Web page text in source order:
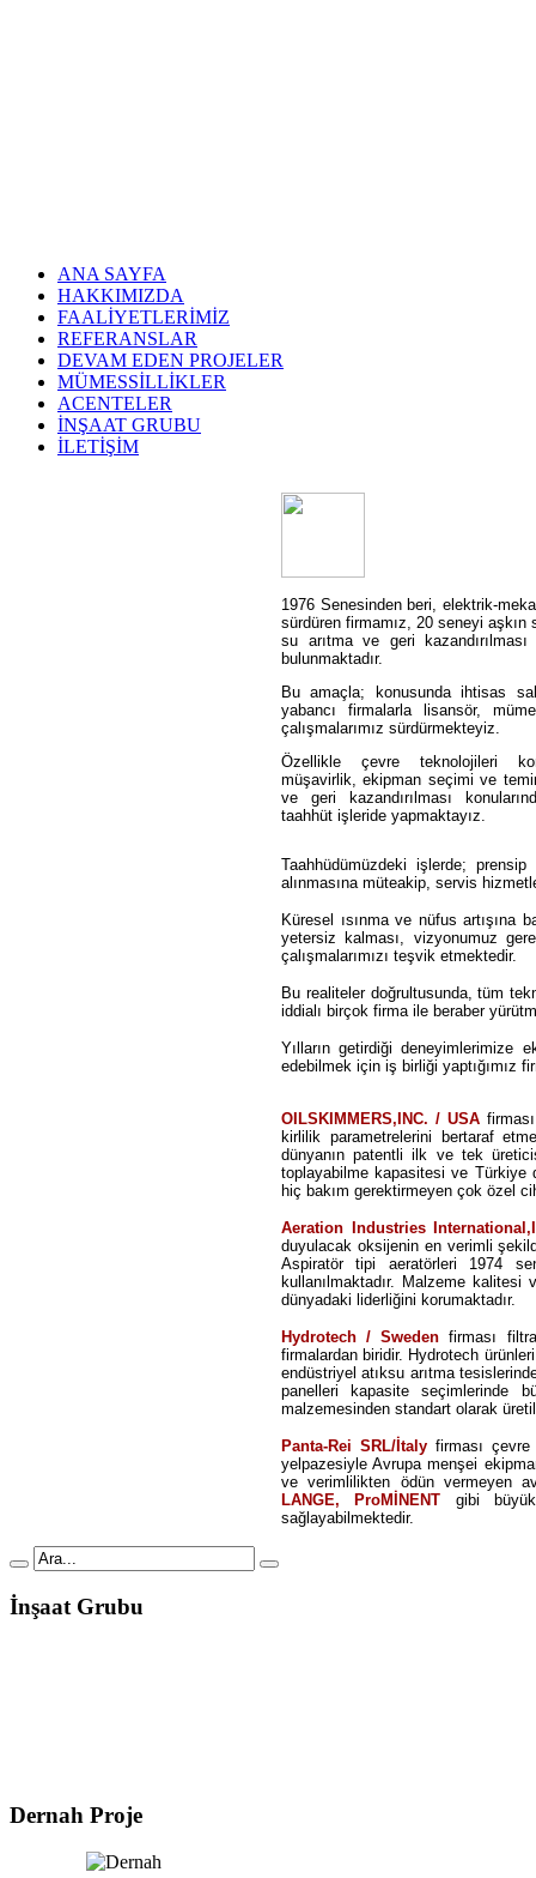
ANA SAYFA
HAKKIMIZDA
FAALİYETLERİMİZ
REFERANSLAR
DEVAM EDEN PROJELER
MÜMESSİLLİKLER
ACENTELER
İNŞAAT GRUBU
İLETİŞİM
1976 Senesinden beri, elektrik-
sürdüren firmamız, 20 seneyi aşkın
su arıtma ve geri kazandırılması
bulunmaktadır.
Bu amaçla; konusunda ihtisas
yabancı firmalarla lisansör,
çalışmalarımız sürdürmekteyiz.
Özellikle çevre teknolojileri
müşavirlik, ekipman seçimi ve
ve geri kazandırılması
taahhüt işleride yapmaktayız.
Taahhüdümüzdeki işlerde;
alınmasına müteakip, servis
Küresel ısınma ve nüfus artışına
yetersiz kalması, vizyonumuz
çalışmalarımızı teşvik etmektedir.
Bu realiteler doğrultusunda, tüm
iddialı birçok firma ile beraber
Yılların getirdiği
edebilmek için iş birliği yaptığımız
OILSKIMMERS,INC. / USA
kirlilik parametrelerini bertaraf
dünyanın patentli ilk ve tek
toplayabilme kapasitesi ve Türkiye
hiç bakım gerektirmeyen çok özel
Aeration Industries
duyulacak oksijenin en verimli
Aspiratör tipi aeratörleri 1974
kullanılmaktadır. Malzeme
dünyadaki liderliğini korumaktadır.
Hydrotech / Sweden firması
firmalardan biridir. Hydrotech
endüstriyel atıksu arıtma
panelleri kapasite seçimlerinde
malzemesinden standart olarak
Panta-Rei SRL/İtaly firması
yelpazesiyle Avrupa menşei
ve verimlilikten ödün vermeyen
LANGE, ProMİNENT
gibi
sağlayabilmektedir.
İnşaat Grubu
Dernah Proje